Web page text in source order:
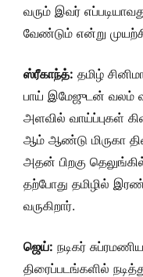
வரும் இவர்
வேண்டும் என்று
ஸ்ரீகாந்த்: தமிழ்
பாய் இமேஜுடன் வலம்
அளவில் வாய்ப்புகள்
ஆம் ஆண்டு மிருகா
அதன் பிறகு
தற்போது தமிழில்
வருகிறார்.
ஜெய்: நடிகர்
திரைப்படங்களில்